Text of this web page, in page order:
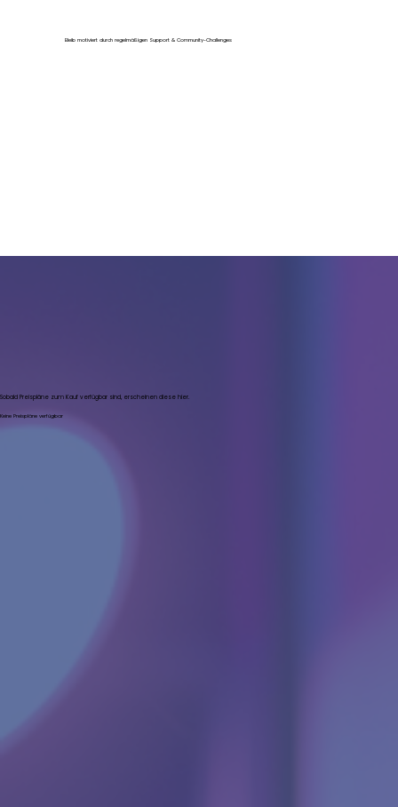
Sobald Preispläne zum Kauf verfügbar sind, erscheinen diese hier.
Keine Preispläne verfügbar
Bleib motiviert durch regelmäßigen Support & Community-Challenges